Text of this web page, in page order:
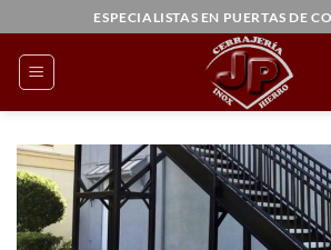
al
contenido
ESPECIALISTAS EN PUERTAS DE